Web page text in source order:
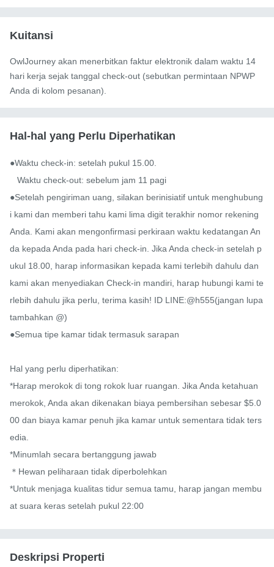
Kuitansi
OwlJourney akan menerbitkan faktur elektronik dalam waktu 14
hari kerja sejak tanggal check-out (sebutkan permintaan NPWP
Anda di kolom pesanan).
Hal-hal yang Perlu Diperhatikan
●Waktu check-in: setelah pukul 15.00.
●Setelah pengiriman uang, silakan berinisiatif untuk menghubung
i kami dan memberi tahu kami lima digit terakhir nomor rekening
Anda. Kami akan mengonfirmasi perkiraan waktu kedatangan An
da kepada Anda pada hari check-in. Jika Anda check-in setelah p
ukul 18.00, harap informasikan kepada kami terlebih dahulu dan
kami akan menyediakan Check-in mandiri, harap hubungi kami te
rlebih dahulu jika perlu, terima kasih! ID LINE:@h555(jangan lupa
tambahkan @)
●Semua tipe kamar tidak termasuk sarapan
Hal yang perlu diperhatikan:
*Harap merokok di tong rokok luar ruangan. Jika Anda ketahuan
merokok, Anda akan dikenakan biaya pembersihan sebesar $5.0
00 dan biaya kamar penuh jika kamar untuk sementara tidak ters
edia.
*Minumlah secara bertanggung jawab
＊Hewan peliharaan tidak diperbolehkan
*Untuk menjaga kualitas tidur semua tamu, harap jangan membu
at suara keras setelah pukul 22:00
Deskripsi Properti